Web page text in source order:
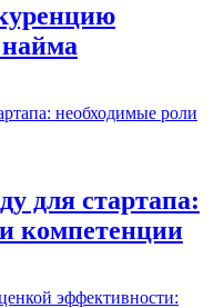
для стартапа:
компетенции